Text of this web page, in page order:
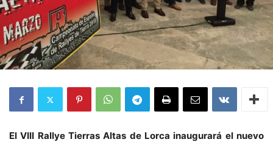
El VIII Rallye Tierras Altas de Lorca inaugurará el nuevo